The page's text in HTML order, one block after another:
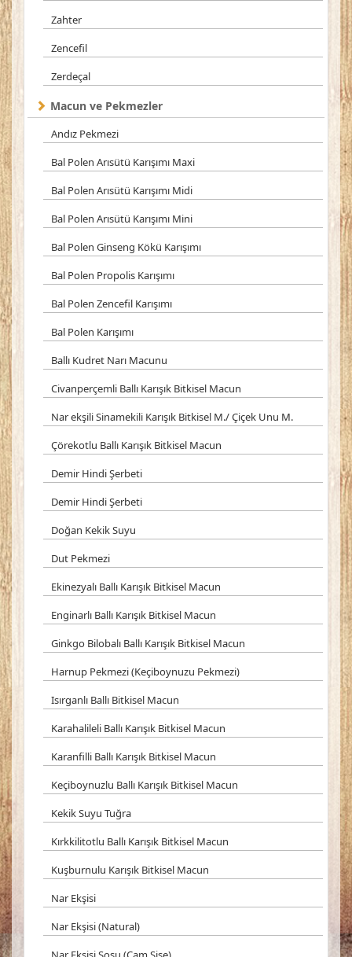
Zahter
Zencefil
Zerdeçal
Macun ve Pekmezler
Andız Pekmezi
Bal Polen Arısütü Karışımı Maxi
Bal Polen Arısütü Karışımı Midi
Bal Polen Arısütü Karışımı Mini
Bal Polen Ginseng Kökü Karışımı
Bal Polen Propolis Karışımı
Bal Polen Zencefil Karışımı
Bal Polen Karışımı
Ballı Kudret Narı Macunu
Civanperçemli Ballı Karışık Bitkisel Macun
Nar ekşili Sinamekili Karışık Bitkisel M./ Çiçek Unu M.
Çörekotlu Ballı Karışık Bitkisel Macun
Demir Hindi Şerbeti
Demir Hindi Şerbeti
Doğan Kekik Suyu
Dut Pekmezi
Ekinezyalı Ballı Karışık Bitkisel Macun
Enginarlı Ballı Karışık Bitkisel Macun
Ginkgo Bilobalı Ballı Karışık Bitkisel Macun
Harnup Pekmezi (Keçiboynuzu Pekmezi)
Isırganlı Ballı Bitkisel Macun
Karahalileli Ballı Karışık Bitkisel Macun
Karanfilli Ballı Karışık Bitkisel Macun
Keçiboynuzlu Ballı Karışık Bitkisel Macun
Kekik Suyu Tuğra
Kırkkilitotlu Ballı Karışık Bitkisel Macun
Kuşburnulu Karışık Bitkisel Macun
Nar Ekşisi
Nar Ekşisi (Natural)